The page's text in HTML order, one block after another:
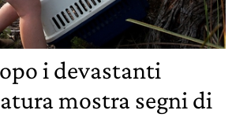
i devastanti
mostra segni di